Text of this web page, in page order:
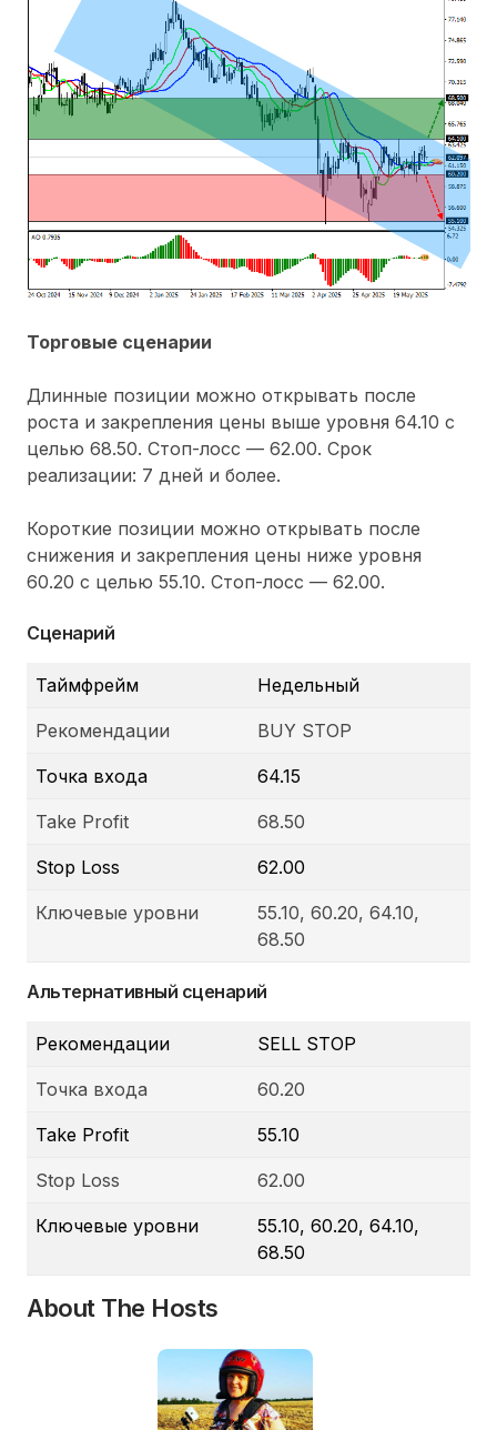
Торговые сценарии
Длинные позиции можно открывать после
роста и закрепления цены выше уровня 64.10 с
целью 68.50. Стоп-лосс — 62.00. Срок
реализации: 7 дней и более.
Короткие позиции можно открывать после
снижения и закрепления цены ниже уровня
60.20 с целью 55.10. Стоп-лосс — 62.00.
Сценарий
Таймфрейм Недельный
Рекомендации BUY STOP
Точка входа 64.15
Take Profit 68.50
Stop Loss 62.00
Ключевые уровни
55.10, 60.20, 64.10,
68.50
Альтернативный сценарий
Рекомендации SELL STOP
Точка входа 60.20
Take Profit 55.10
Stop Loss 62.00
Ключевые уровни
55.10, 60.20, 64.10,
68.50
About The Hosts